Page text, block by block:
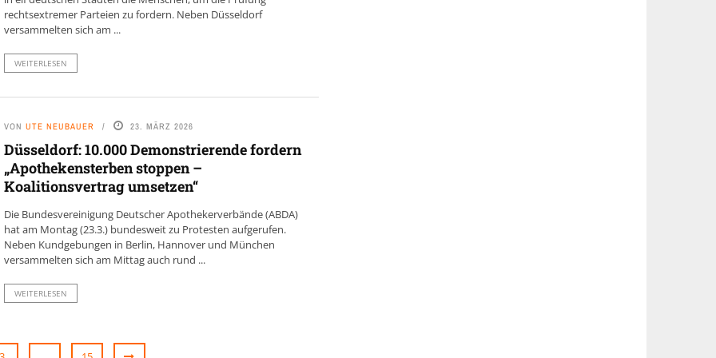
rechtsextremer Parteien zu fordern. Neben Düsseldorf
versammelten sich am ...
WEITERLESEN
VON UTE NEUBAUER 23. MÄRZ 2026
Düsseldorf: 10.000 Demonstrierende fordern
„Apothekensterben stoppen –
Koalitionsvertrag umsetzen“
Die Bundesvereinigung Deutscher Apothekerverbände (ABDA)
hat am Montag (23.3.) bundesweit zu Protesten aufgerufen.
Neben Kundgebungen in Berlin, Hannover und München
versammelten sich am Mittag auch rund ...
WEITERLESEN